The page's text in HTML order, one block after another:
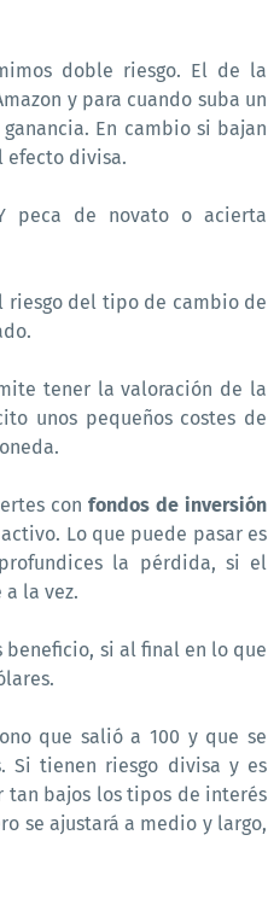
doble riesgo. El de la
y para cuando suba un
En cambio si bajan
efecto divisa.
peca de novato o acierta
riesgo del tipo de cambio de
tener la valoración de la
unos pequeños costes de
con fondos de inversión
Lo que puede pasar es
la pérdida, si el
la vez.
si al final en lo que
que salió a 100 y que se
Si tienen riesgo divisa y es
tan bajos los tipos de interés
se ajustará a medio y largo,